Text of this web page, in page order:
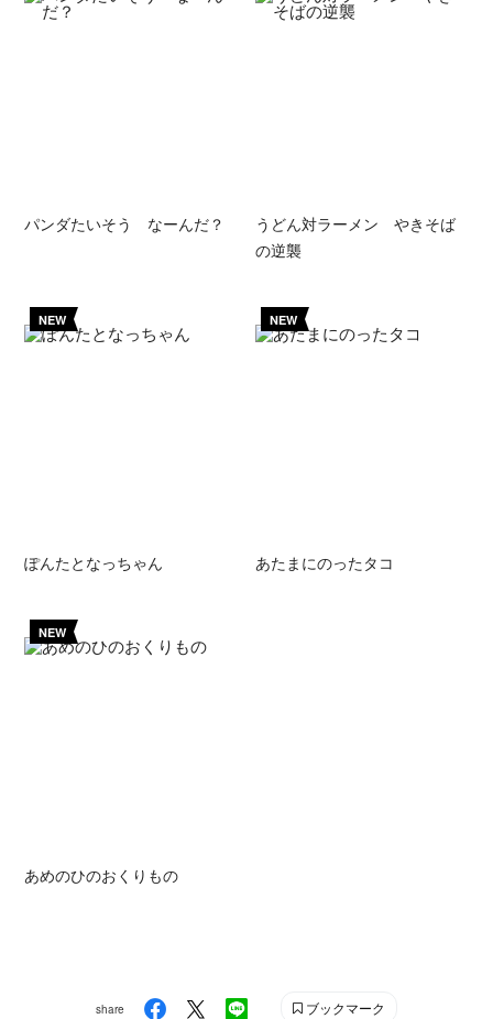
パンダたいそう なーんだ？
うどん対ラーメン やきそば
の逆襲
NEW
ぽんたとなっちゃん
NEW
あたまにのったタコ
NEW
あめのひのおくりもの
share ブックマーク